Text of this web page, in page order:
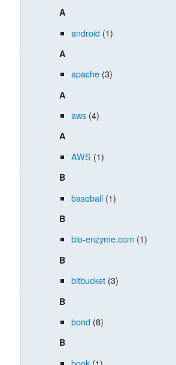
A
android (1)
A
apache (3)
A
aws (4)
A
AWS (1)
B
baseball (1)
B
bio-enzyme.com (1)
B
bitbucket (3)
B
bond (8)
B